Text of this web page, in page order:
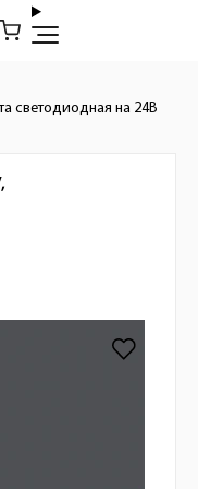
светодиодная на 24В